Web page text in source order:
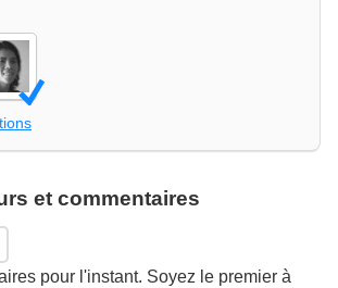
et commentaires
pour l'instant. Soyez le premier à